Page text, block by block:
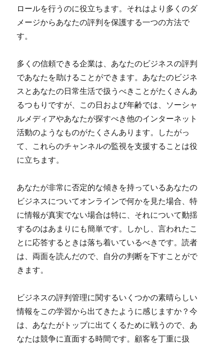
ロールを行うのに役立ちます。それはより多くのダ
メージからあなたの評判を保護する一つの方法で
す。
多くの信頼できる企業は、あなたのビジネスの評判
であなたを助けることができます。あなたのビジネ
スとあなたの日常生活で扱うべきことがたくさんあ
るつもりですが、この日および年齢では、ソーシャ
ルメディアやあなたが探すべき他のインターネット
活動のようなものがたくさんあります。したがっ
て、これらのチャンネルの監視を支援することは役
に立ちます。
あなたが非常に否定的な傾きを持っているあなたの
ビジネスについてオンラインで何かを見た場合、特
に情報が真実でない場合は特に、それについて動揺
するのはあまりにも簡単です。しかし、言われたこ
とに応答するときは落ち着いているべきです。読者
は、両面を読んだので、自分の判断を下すことがで
きます。
ビジネスの評判管理に関するいくつかの素晴らしい
情報をこの学習から出てきたように感じますか？今
は、あなたがトップに出てくるために戦うので、あ
なたは競争に直面する時間です。顧客を丁重に扱